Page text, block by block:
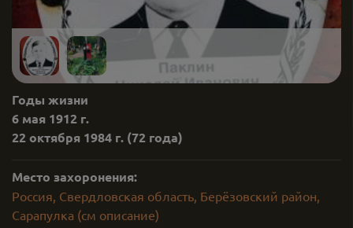
Годы жизни
6 мая 1912 г.
22 октября 1984 г. (72 года)
Место захоронения:
Россия, Свердловская область, Берёзовский район,
Сарапулка (см описание)